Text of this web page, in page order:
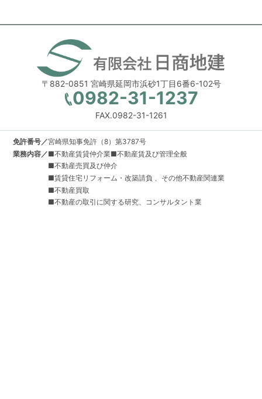
〒882-0851 宮崎県延岡市浜砂1丁目6番6-102号
0982-31-1237
FAX.0982-31-1261
免許番号／宮崎県知事免許（8）第3787号
業務内容／■不動産賃貸仲介業■不動産賃及び管理全般
■不動産売買及び仲介
■賃貸住宅リフォーム・改築請負 、その他不動産関連業
■不動産買取
■不動産の取引に関する研究、コンサルタント業